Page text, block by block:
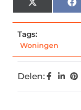
X
(Twitter)
Tags:
Woningen
Delen: